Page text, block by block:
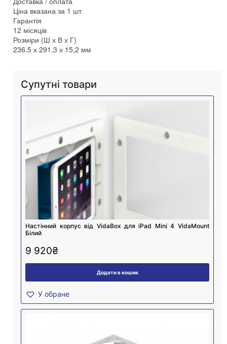
Ціна вказана за 1 шт
Гарантія
12 місяців
Розміри (Ш х В х Г)
236.5 х 291.3 х 15,2 мм
Супутні товари
Настінний корпус від VidaBox для iPad Mini 4 VidaMount
Білий
9 920₴
Додати в кошик
У обране